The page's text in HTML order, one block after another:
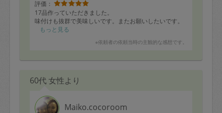
評価：
17品作っていただきました。
味付けも抜群で美味しいです。またお願いしたいです。
もっと見る
※依頼者の依頼当時の主観的な感想です。
60代 女性より
Maiko.cocoroom